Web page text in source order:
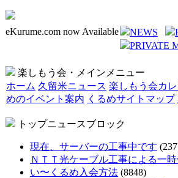
eKurume.com now Available NEWS
PRIVATE
楽しもう会・メインメニュー
ホーム 久留米ニュース 楽しもう会カ
めのイベント案内 くるめサイトマップ
トップニュースブロック
現在、サーバーの工事中です
ＮＴＴ光ケーブル工事による一
い〜くるめ入会方法 (8848)